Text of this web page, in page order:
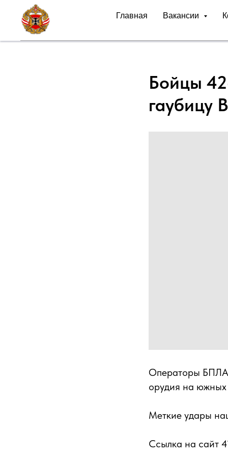
Главная Вакансии
Бойцы
гаубицу
Операторы БПЛА
орудия на
Меткие удары
Ссылка на сайт